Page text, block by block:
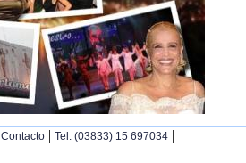
Contacto | Tel. (03833) 15 697034 |